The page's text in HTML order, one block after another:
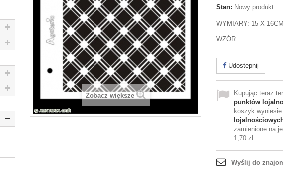
Zobacz większe
Stan: Nowy produkt
WYMIARY: 15 X 16CM
WZÓR :
Udostępnij
Kupując teraz
punktów
koszyk wyniesie
zamienione na
1,70 zł.
Wyślij do